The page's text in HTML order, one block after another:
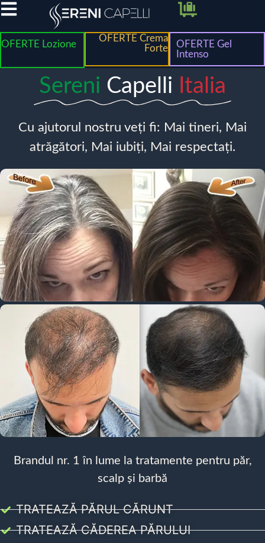
OFERTE Lozione
OFERTE Crema
Forte
OFERTE Gel
Intenso
Sereni Capelli Italia
Cu ajutorul nostru veți fi: Mai tineri, Mai
atrăgători, Mai iubiți, Mai respectați.
Brandul nr. 1 în lume la tratamente pentru păr,
scalp și barbă
TRATEAZĂ PĂRUL CĂRUNT
TRATEAZĂ CĂDEREA PĂRULUI